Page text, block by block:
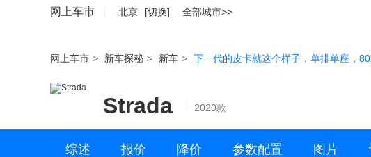
网上车市 北京 [切换] 全部城市>>
网上车市 > 新车探秘 > 新车 > 下一代的皮卡就这个样子，单排单座，
Strada 2020款
综述 报价 降价 参数配置 图片